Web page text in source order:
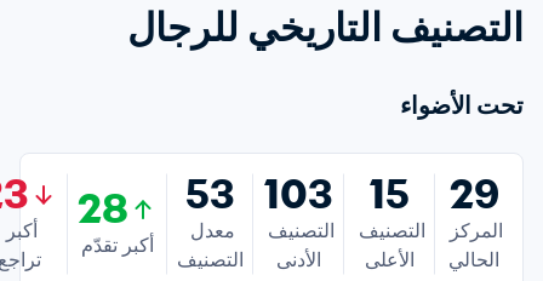
التصنيف التاريخي للرجال
تحت الأضواء
29
الحالي
15
الأعلى
103
الأدنى
53
التصنيف
28
أكبر تقدّم